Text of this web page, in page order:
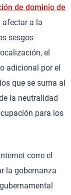
de dominio de
afectar a la
sesgos
el
adicional por el
que se suma al
la neutralidad
para los
corre el
la gobernanza